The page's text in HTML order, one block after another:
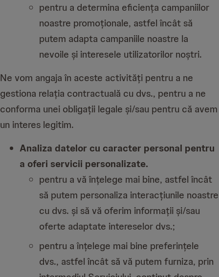
pentru a determina eficiența campaniilor
noastre promoționale, astfel încât să
putem adapta campaniile noastre la
nevoile și interesele utilizatorilor noștri.
Ne vom angaja în aceste activități pentru a ne
gestiona relația contractuală cu dvs., pentru a ne
conforma unei obligații legale și/sau pentru că avem
un interes legitim.
Analiza datelor cu caracter personal pentru
a oferi servicii personalizate.
pentru a vă înțelege mai bine, astfel încât
să putem personaliza interacțiunile noastre
cu dvs. și să vă oferim informații și/sau
oferte adaptate intereselor dvs.;
pentru a înțelege mai bine preferințele
dvs., astfel încât să vă putem furniza, prin